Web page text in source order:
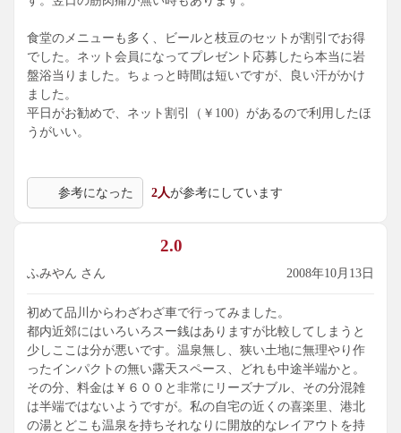
食堂のメニューも多く、ビールと枝豆のセットが割引でお得
でした。ネット会員になってプレゼント応募したら本当に岩
盤浴当りました。ちょっと時間は短いですが、良い汗がかけ
ました。
平日がお勧めで、ネット割引（￥100）があるので利用したほ
うがいい。
参考になった 2人が参考にしています
2.0
ふみやん さん 2008年10月13日
初めて品川からわざわざ車で行ってみました。
都内近郊にはいろいろスー銭はありますが比較してしまうと
少しここは分が悪いです。温泉無し、狭い土地に無理やり作
ったインパクトの無い露天スペース、どれも中途半端かと。
その分、料金は￥６００と非常にリーズナブル、その分混雑
は半端ではないようですが。私の自宅の近くの喜楽里、港北
の湯とどこも温泉を持ちそれなりに開放的なレイアウトを持